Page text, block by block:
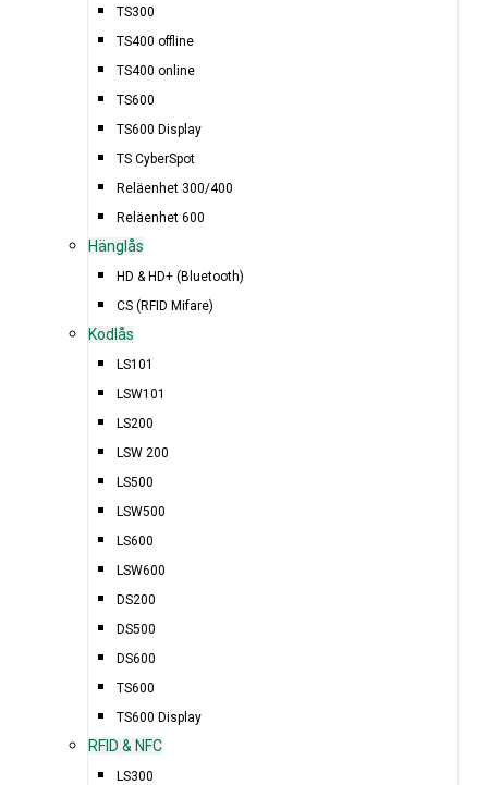
TS300
TS400 offline
TS400 online
TS600
TS600 Display
TS CyberSpot
Reläenhet 300/400
Reläenhet 600
Hänglås
HD & HD+ (Bluetooth)
CS (RFID Mifare)
Kodlås
LS101
LSW101
LS200
LSW 200
LS500
LSW500
LS600
LSW600
DS200
DS500
DS600
TS600
TS600 Display
RFID & NFC
LS300